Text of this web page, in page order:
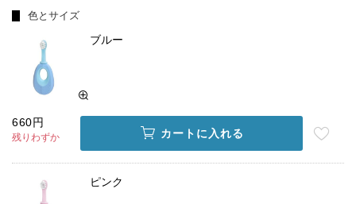
色とサイズ
ブルー
660円
残りわずか カートに入れる
ピンク